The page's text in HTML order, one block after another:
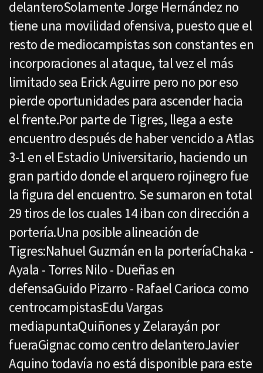
delanteroSolamente Jorge Hernández no
tiene una movilidad ofensiva, puesto que el
resto de mediocampistas son constantes en
incorporaciones al ataque, tal vez el más
limitado sea Erick Aguirre pero no por eso
pierde oportunidades para ascender hacia
el frente.Por parte de Tigres, llega a este
encuentro después de haber vencido a Atlas
3-1 en el Estadio Universitario, haciendo un
gran partido donde el arquero rojinegro fue
la figura del encuentro. Se sumaron en total
29 tiros de los cuales 14 iban con dirección a
portería.Una posible alineación de
Tigres:Nahuel Guzmán en la porteríaChaka -
Ayala - Torres Nilo - Dueñas en
defensaGuido Pizarro - Rafael Carioca como
centrocampistasEdu Vargas
mediapuntaQuiñones y Zelarayán por
fueraGignac como centro delanteroJavier
Aquino todavía no está disponible para este